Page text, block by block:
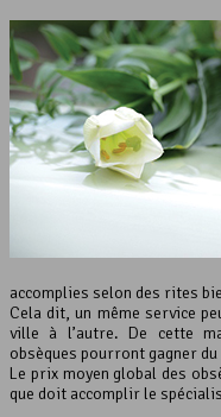
accomplies selon des rites
Cela dit, un même service
ville à l’autre. De cette
obsèques pourront gagner
Le prix moyen global des
que doit accomplir le